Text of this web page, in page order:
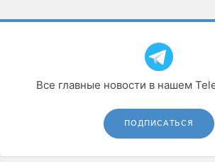
Все главные новости в нашем
ПОДПИСАТЬСЯ